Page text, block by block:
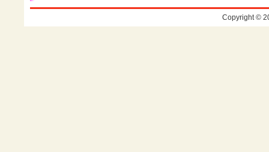
Copyright ©